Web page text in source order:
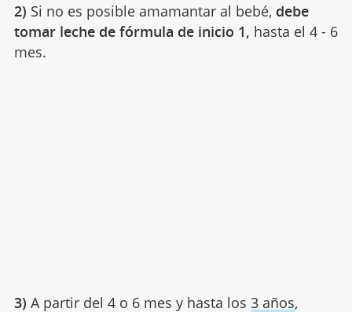
2) Si no es posible amamantar al bebé, debe
tomar leche de fórmula de inicio 1, hasta el 4 - 6
mes.
3) A partir del 4 o 6 mes y hasta los 3 años,